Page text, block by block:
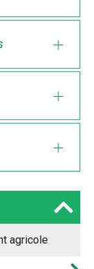
agricole